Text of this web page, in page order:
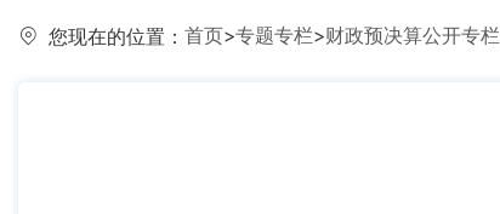
您现在的位置： 首页>专题专栏>财政预决算公开专栏